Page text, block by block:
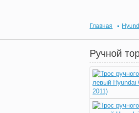
Главная
Ручной